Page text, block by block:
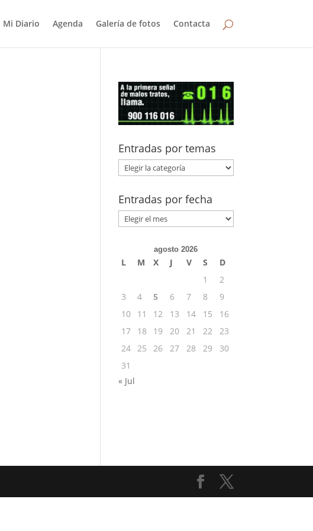
Mi Diario Agenda Galería de fotos Contacta
Entradas por temas
Entradas
por
temas
Entradas por fecha
Entradas
por
agosto 2026
L M X J V S
D
1
2
3
4 5 6 7 8
9
10
11 12 13 14 15
16
17
18 19 20 21 22
23
24 25 26 27 28 29
30
31
« Jul